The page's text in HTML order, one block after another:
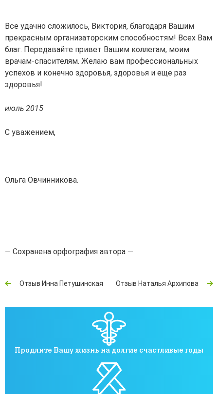
Все удачно сложилось, Виктория, благодаря Вашим
прекрасным организаторским способностям! Всех Вам
благ. Передавайте привет Вашим коллегам, моим
врачам-спасителям. Желаю вам профессиональных
успехов и конечно здоровья, здоровья и еще раз
здоровья!
июль 2015
С уважением,
Ольга Овчинникова.
— Сохранена орфография автора —
Отзыв Наталья Архипова
Отзыв Инна Петушинская
Продлите Вашу жизнь на долгие счастливые годы